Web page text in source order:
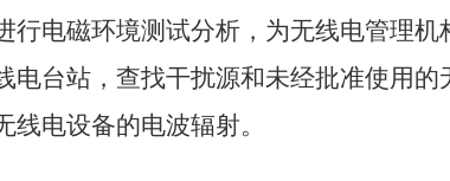
行电磁环境测试分析，为无线电管理机
台站，查找干扰源和未经批准使用的
电设备的电波辐射。